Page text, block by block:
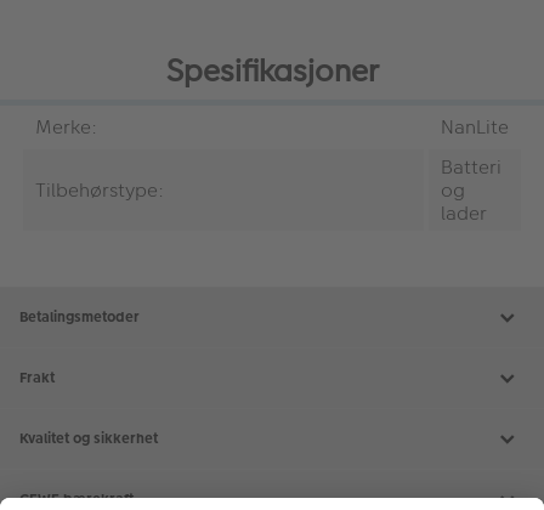
Spesifikasjoner
Merke: NanLite
Tilbehørstype:
Batteri
og
lader
Betalingsmetoder
Frakt
Kvalitet og sikkerhet
CEWE bærekraft